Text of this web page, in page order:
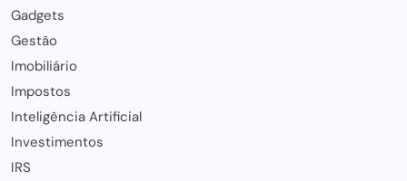
Gadgets
Gestão
Imobiliário
Impostos
Inteligência Artificial
Investimentos
IRS